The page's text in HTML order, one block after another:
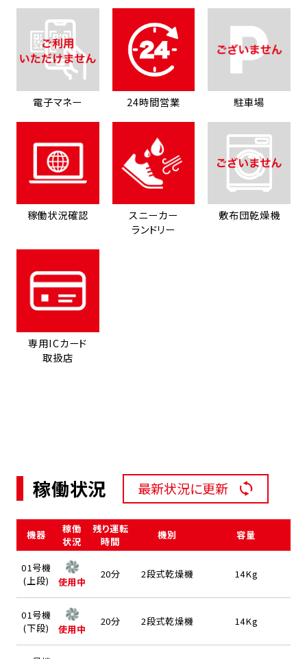
電子マネー 24時間営業 駐車場
稼働状況確認
スニーカー
ランドリー
敷布団乾燥機
専用ICカード
取扱店
稼働状況 最新状況に更新
機器
稼働
状況
残り運転
時間
機別 容量
01号機
(上段)
使用中
20分 2段式乾燥機 14Kg
01号機
(下段)
使用中
20分 2段式乾燥機 14Kg